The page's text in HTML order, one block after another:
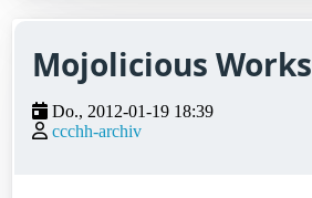
Mojolicious
Do., 2012-01-19 18:39
ccchh-archiv